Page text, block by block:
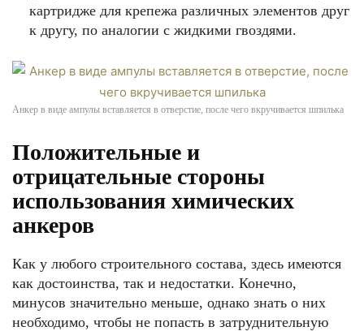
картридже для крепежа различных элементов друг
к другу, по аналогии с жидкими гвоздями.
Анкер в виде ампулы вставляется в отверстие, после чего вкручивается шпилька
Положительные и
отрицательные стороны
использования химических
анкеров
Как у любого строительного состава, здесь имеются
как достоинства, так и недостатки. Конечно,
минусов значительно меньше, однако знать о них
необходимо, чтобы не попасть в затруднительную